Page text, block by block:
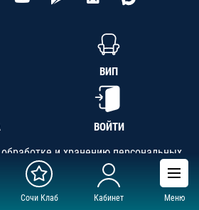
Сочи Клаб Кабинет Меню
ВИП
ВОЙТИ
и хранению персональных
данных
Регион», ОГРН 1142300002349,